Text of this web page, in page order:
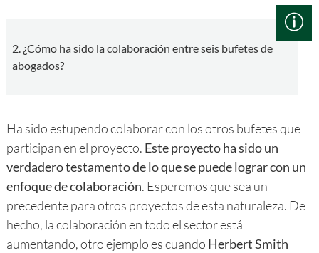
2. ¿Cómo ha sido la colaboración entre seis bufetes de
abogados?
Ha sido estupendo colaborar con los otros bufetes que
participan en el proyecto. Este proyecto ha sido un
verdadero testamento de lo que se puede lograr con un
enfoque de colaboración. Esperemos que sea un
precedente para otros proyectos de esta naturaleza. De
hecho, la colaboración en todo el sector está
aumentando, otro ejemplo es cuando Herbert Smith